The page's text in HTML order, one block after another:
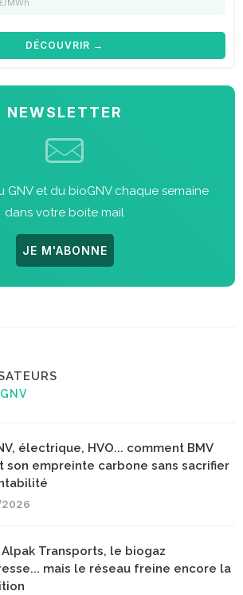
MWh
DÉCOUVRIR →
NEWSLETTER
GNV et du bioGNV chaque semaine
dans votre boite mail
JE M'ABONNE
électrique, HVO... comment BMV
son empreinte carbone sans sacrifier
2026
Alpak Transports, le biogaz
mais le réseau freine encore la